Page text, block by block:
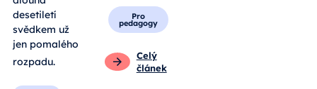
desetiletí
svědkem už
jen pomalého
rozpadu.
Pro
pedagogy
Celý
článek